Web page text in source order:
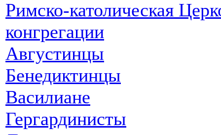
Римско-католическая
конгрегации
Августинцы
Бенедиктинцы
Василиане
Гергардинисты